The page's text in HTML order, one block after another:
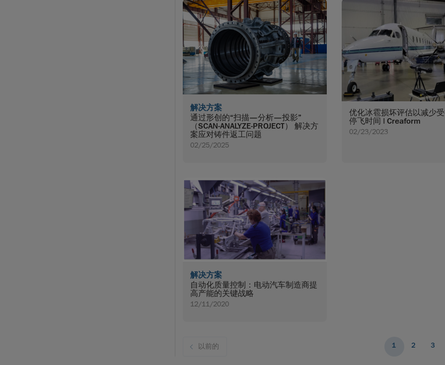
解决方案
通过形创的“扫描—分析—投影”
（SCAN-ANALYZE-PROJECT） 解决方
案应对铸件返工问题
02/25/2025
优化冰雹损坏评估以减少
停飞时间 | Creaform
02/23/2023
解决方案
自动化质量控制：电动汽车制造商提
高产能的关键战略
12/11/2020
以前的 1 2 3